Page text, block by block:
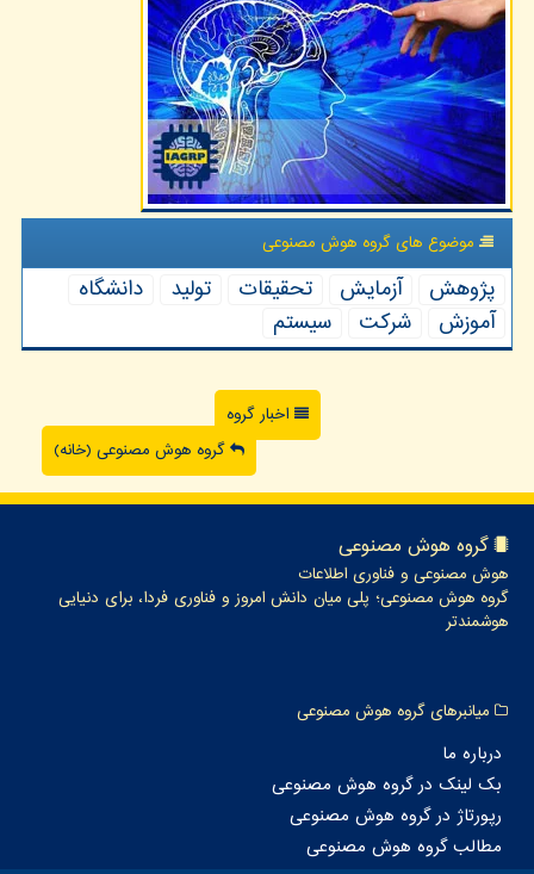
موضوع های گروه هوش مصنوعی
پژوهش آزمایش تحقیقات تولید
دانشگاه
آموزش
شركت سیستم
اخبار گروه
گروه هوش مصنوعی (خانه)
گروه هوش مصنوعی
هوش مصنوعی و فناوری اطلاعات
گروه هوش مصنوعی؛ پلی میان دانش امروز و فناوری فردا، برای دنیایی
هوشمندتر
میانبرهای گروه هوش مصنوعی
درباره ما
بک لینک در گروه هوش مصنوعی
رپورتاژ در گروه هوش مصنوعی
مطالب گروه هوش مصنوعی